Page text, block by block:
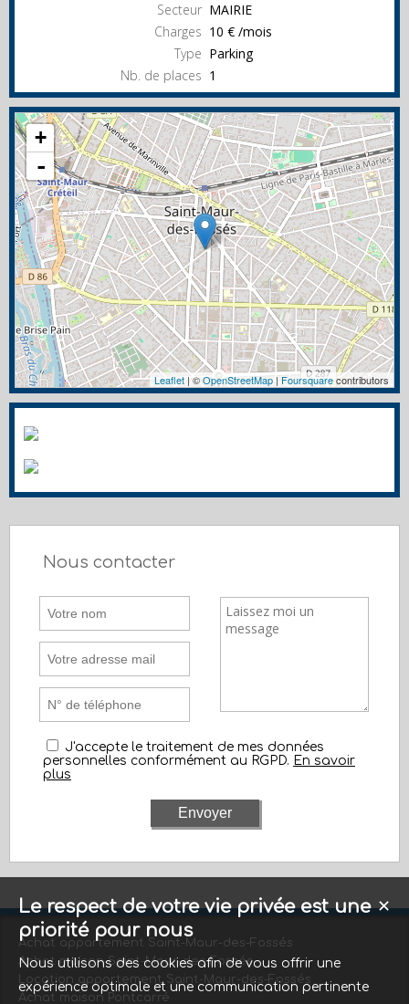
Secteur MAIRIE
Charges 10 € /mois
Type Parking
Nb. de places 1
+
-
Leaflet | ©OpenStreetMap |Foursquarecontributors
Nous contacter
J'accepte le traitement de mes données
personnelles conformément au RGPD. En savoir
plus
Achat appartement Saint-Maur-des-Fossés
Achat maison Saint-Maur-des-Fossés
Location appartement Saint-Maur-des-Fossés
Achat maison Pontcarré
✕
Le respect de votre vie privée est une
priorité pour nous
Nous utilisons des cookies afin de vous offrir une
expérience optimale et une communication pertinente